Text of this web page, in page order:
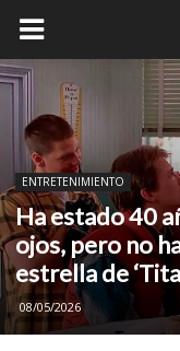
ENTRETENIMIENTO
Ha estado 40
ojos, pero no
estrella de
08/05/2026